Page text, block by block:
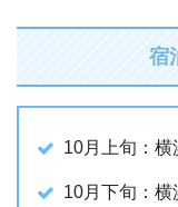
宿
10月上旬：横
10月下旬：